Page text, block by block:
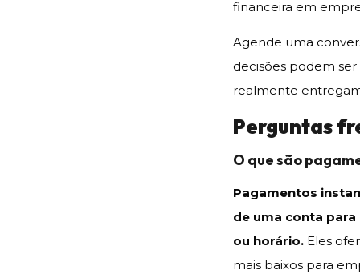
financeira em
Agende uma
decisões podem
realmente
Perguntas
O que são
Pagamentos
de uma conta
ou horário. Eles
mais baixos para